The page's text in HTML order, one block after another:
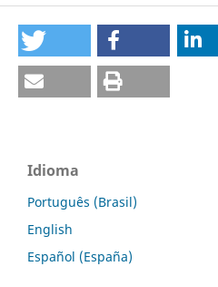
Idioma
Português (Brasil)
English
Español (España)